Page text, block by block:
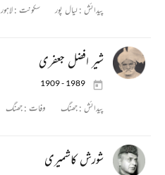
پیدائش : لیال پور سکونت :لاہور
شیر افضل جعفری
1909 - 1989
پیدائش :جھنگ وفات :جھنگ
شورش کاشمیری